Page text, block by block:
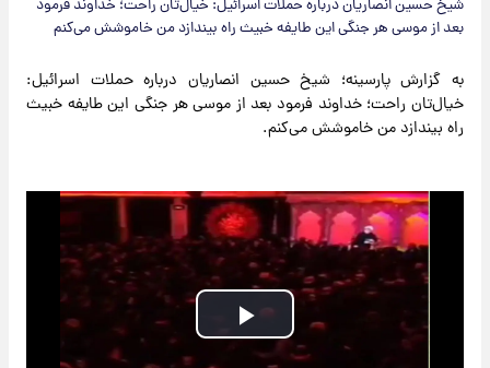
شیخ حسین انصاریان درباره حملات اسرائیل: خیال‌تان راحت؛ خداوند فرمود
بعد از موسی هر جنگی این طایفه خبیث راه بیندازد من خاموشش می‌کنم
به گزارش پارسینه؛ شیخ حسین انصاریان درباره حملات اسرائیل:
خیال‌تان راحت؛ خداوند فرمود بعد از موسی هر جنگی این طایفه خبیث
راه بیندازد من خاموشش می‌کنم.
Play